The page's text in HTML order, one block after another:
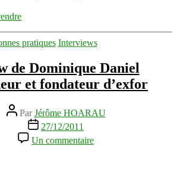
Catégories
pratiques Interviews
de Dominique Daniel
et fondateur d’exfor
Auteur
de
l’article
ParJérôme HOARAU
Date
de
l’article
27/12/2011
Un commentaire
Interview